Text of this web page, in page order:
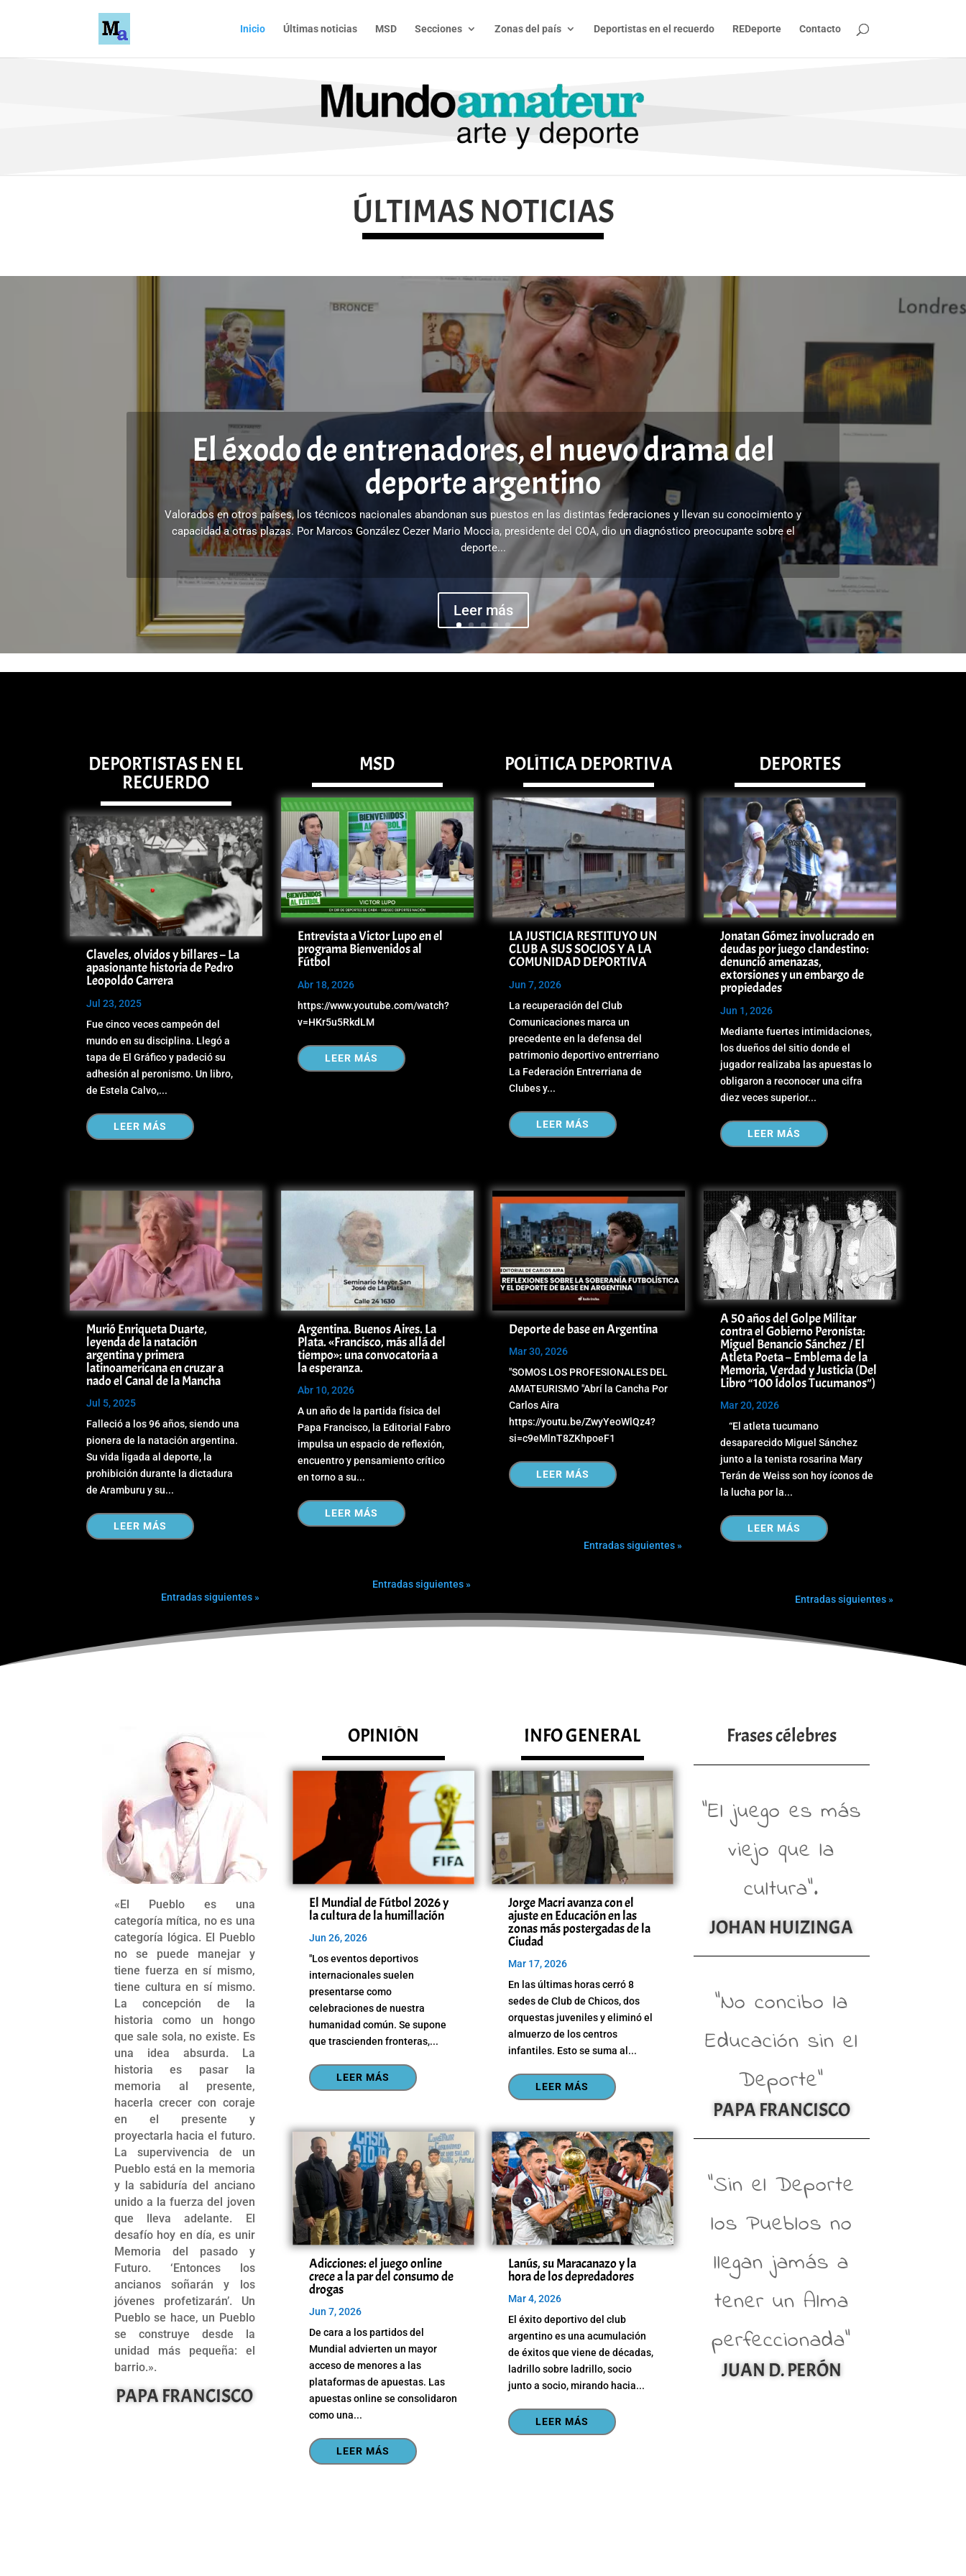
Inicio Últimas noticias MSD Secciones Zonas del país Deportistas en el recuerdo REDeporte Contacto
ÚLTIMAS NOTICIAS
El éxodo de entrenadores, el nuevo drama del
deporte argentino
Valorados en otros países, los técnicos nacionales abandonan sus puestos en las distintas federaciones y llevan su conocimiento y
capacidad a otras plazas. Por Marcos González Cezer Mario Moccia, presidente del COA, dio un diagnóstico preocupante sobre el
deporte...
Leer más
DEPORTISTAS EN EL
RECUERDO
Claveles, olvidos y billares – La
apasionante historia de Pedro
Leopoldo Carrera
Jul 23, 2025
Fue cinco veces campeón del
mundo en su disciplina. Llegó a
tapa de El Gráfico y padeció su
adhesión al peronismo. Un libro,
de Estela Calvo,...
LEER MÁS
MSD
Entrevista a Victor Lupo en el
programa Bienvenidos al
Fútbol
Abr 18, 2026
https://www.youtube.com/watch?
v=HKr5u5RkdLM
LEER MÁS
POLÍTICA DEPORTIVA
LA JUSTICIA RESTITUYO UN
CLUB A SUS SOCIOS Y A LA
COMUNIDAD DEPORTIVA
Jun 7, 2026
La recuperación del Club
Comunicaciones marca un
precedente en la defensa del
patrimonio deportivo entrerriano
La Federación Entrerriana de
Clubes y...
LEER MÁS
DEPORTES
Jonatan Gómez involucrado en
deudas por juego clandestino:
denunció amenazas,
extorsiones y un embargo de
propiedades
Jun 1, 2026
Mediante fuertes intimidaciones,
los dueños del sitio donde el
jugador realizaba las apuestas lo
obligaron a reconocer una cifra
diez veces superior...
LEER MÁS
Murió Enriqueta Duarte,
leyenda de la natación
argentina y primera
latinoamericana en cruzar a
nado el Canal de la Mancha
Jul 5, 2025
Falleció a los 96 años, siendo una
pionera de la natación argentina.
Su vida ligada al deporte, la
prohibición durante la dictadura
de Aramburu y su...
LEER MÁS
Entradas siguientes »
Argentina. Buenos Aires. La
Plata. «Francisco, más allá del
tiempo»: una convocatoria a
la esperanza.
Abr 10, 2026
A un año de la partida física del
Papa Francisco, la Editorial Fabro
impulsa un espacio de reflexión,
encuentro y pensamiento crítico
en torno a su...
LEER MÁS
Entradas siguientes »
Deporte de base en Argentina
Mar 30, 2026
"SOMOS LOS PROFESIONALES DEL
AMATEURISMO "Abrí la Cancha Por
Carlos Aira
https://youtu.be/ZwyYeoWlQz4?
si=c9eMlnT8ZKhpoeF1
LEER MÁS
Entradas siguientes »
A 50 años del Golpe Militar
contra el Gobierno Peronista:
Miguel Benancio Sánchez / El
Atleta Poeta – Emblema de la
Memoria, Verdad y Justicia (Del
Libro “100 Ídolos Tucumanos”)
Mar 20, 2026
“El atleta tucumano
desaparecido Miguel Sánchez
junto a la tenista rosarina Mary
Terán de Weiss son hoy íconos de
la lucha por la...
LEER MÁS
Entradas siguientes »
«El Pueblo es una
categoría mítica, no es una
categoría lógica. El Pueblo
no se puede manejar y
tiene fuerza en sí mismo,
tiene cultura en sí mismo.
La concepción de la
historia como un hongo
que sale sola, no existe. Es
una idea absurda. La
historia es pasar la
memoria al presente,
hacerla crecer con coraje
en el presente y
proyectarla hacia el futuro.
La supervivencia de un
Pueblo está en la memoria
y la sabiduría del anciano
unido a la fuerza del joven
que lleva adelante. El
desafío hoy en día, es unir
Memoria del pasado y
Futuro. ‘Entonces los
ancianos soñarán y los
jóvenes profetizarán’. Un
Pueblo se hace, un Pueblo
se construye desde la
unidad más pequeña: el
barrio.».
PAPA FRANCISCO
OPINIÓN
El Mundial de Fútbol 2026 y
la cultura de la humillación
Jun 26, 2026
"Los eventos deportivos
internacionales suelen
presentarse como
celebraciones de nuestra
humanidad común. Se supone
que trascienden fronteras,...
LEER MÁS
INFO GENERAL
Jorge Macri avanza con el
ajuste en Educación en las
zonas más postergadas de la
Ciudad
Mar 17, 2026
En las últimas horas cerró 8
sedes de Club de Chicos, dos
orquestas juveniles y eliminó el
almuerzo de los centros
infantiles. Esto se suma al...
LEER MÁS
Adicciones: el juego online
crece a la par del consumo de
drogas
Jun 7, 2026
De cara a los partidos del
Mundial advierten un mayor
acceso de menores a las
plataformas de apuestas. Las
apuestas online se consolidaron
como una...
LEER MÁS
Lanús, su Maracanazo y la
hora de los depredadores
Mar 4, 2026
El éxito deportivo del club
argentino es una acumulación
de éxitos que viene de décadas,
ladrillo sobre ladrillo, socio
junto a socio, mirando hacia...
LEER MÁS
Frases célebres
“El juego es más
viejo que la
cultura”.
JOHAN HUIZINGA
“No concibo la
Educación sin el
Deporte”
PAPA FRANCISCO
“Sin el Deporte
los Pueblos no
llegan jamás a
tener un Alma
perfeccionada”
JUAN D. PERÓN